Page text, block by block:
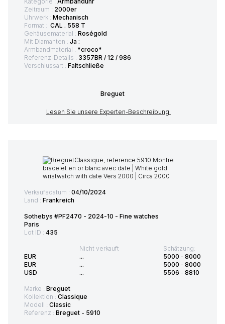
Zeitraum : 2000er
Uhrwerk : Mechanisch
Format : CAL . 558 T
Gehäusematerial : Roségold
Mit Diamanten : Ja :
Armbandmaterial : *croco*
Referenz-Details : 3357BR / 12 / 986
Verschlussart : Faltschließe
Breguet
Lesen Sie unsere Experten-Beschreibung
Verkaufsdatum : 04/10/2024
Land : Frankreich
Sothebys #PF2470 - 2024-10 - Fine watches
Paris
Lot ID : 435
EUR
EUR
USD
Nicht verkauft
...
...
...
Schätzung:
5000 - 8000
5000 - 8000
5506 - 8810
Marke : Breguet
Kollektion : Classique
Modell : Classic
Referenz : Breguet - 5910